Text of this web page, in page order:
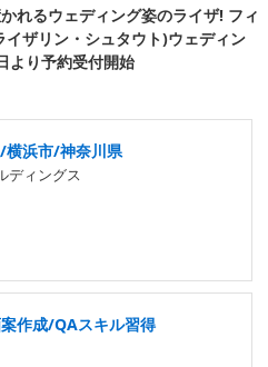
れるウェディング姿のライザ! フィ
イザリン・シュタウト)ウェディン
より予約受付開始
横浜市/神奈川県
ディングス
作成/QAスキル習得